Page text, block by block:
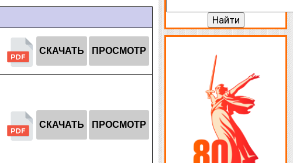
СКАЧАТЬ ПРОСМОТР
СКАЧАТЬ ПРОСМОТР